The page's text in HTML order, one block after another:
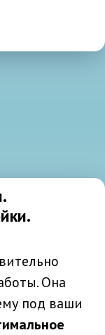
Она
под ваши